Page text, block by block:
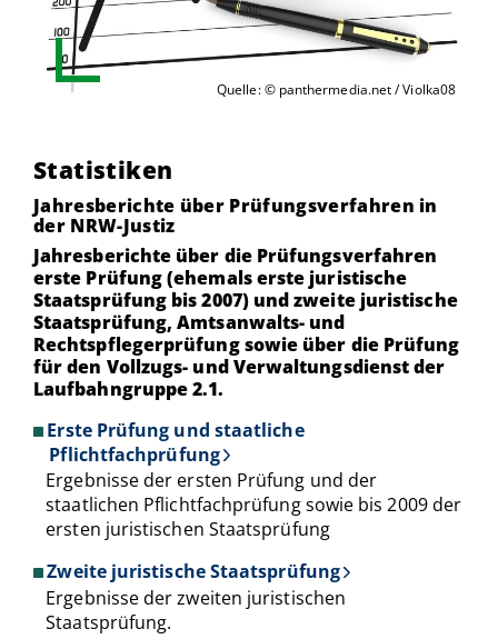
Quelle: © panthermedia.net / Violka08
Statistiken
Jahresberichte über Prüfungsverfahren in
der NRW-Justiz
Jahresberichte über die Prüfungsverfahren
erste Prüfung (ehemals erste juristische
Staatsprüfung bis 2007) und zweite juristische
Staatsprüfung, Amtsanwalts- und
Rechtspflegerprüfung sowie über die Prüfung
für den Vollzugs- und Verwaltungsdienst der
Laufbahngruppe 2.1.
Erste Prüfung und staatliche
Pflichtfachprüfung
Ergebnisse der ersten Prüfung und der
staatlichen Pflichtfachprüfung sowie bis 2009 der
ersten juristischen Staatsprüfung
Zweite juristische Staatsprüfung
Ergebnisse der zweiten juristischen
Staatsprüfung.